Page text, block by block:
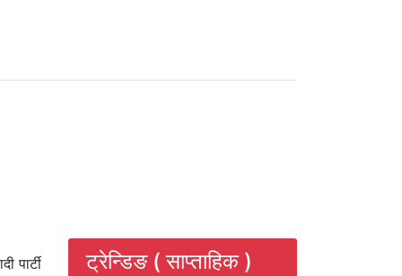
पार्टी ट्रेन्डिङ ( साप्ताहिक )